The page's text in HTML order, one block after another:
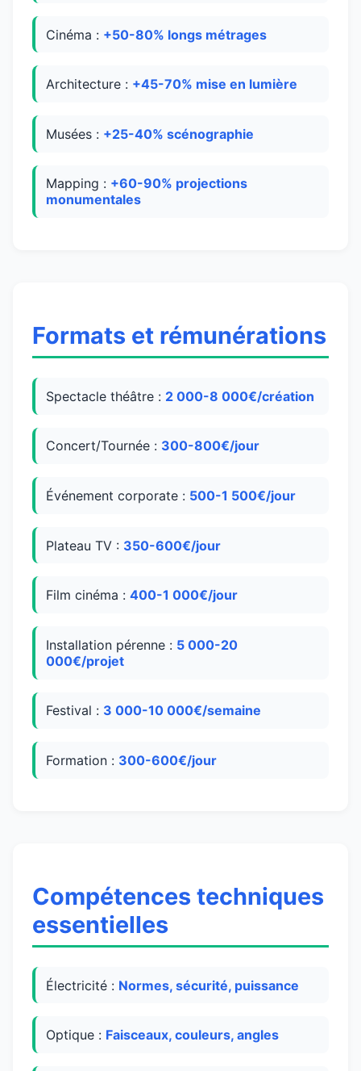
Cinéma : +50-80% longs métrages
Architecture : +45-70% mise en lumière
Musées : +25-40% scénographie
Mapping : +60-90% projections
monumentales
Formats et rémunérations
Spectacle théâtre : 2 000-8 000€/création
Concert/Tournée : 300-800€/jour
Événement corporate : 500-1 500€/jour
Plateau TV : 350-600€/jour
Film cinéma : 400-1 000€/jour
Installation pérenne : 5 000-20
000€/projet
Festival : 3 000-10 000€/semaine
Formation : 300-600€/jour
Compétences techniques
essentielles
Électricité : Normes, sécurité, puissance
Optique : Faisceaux, couleurs, angles